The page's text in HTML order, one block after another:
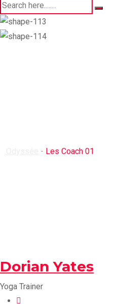
- Les Coach 01
Dorian Yates
Yoga Trainer